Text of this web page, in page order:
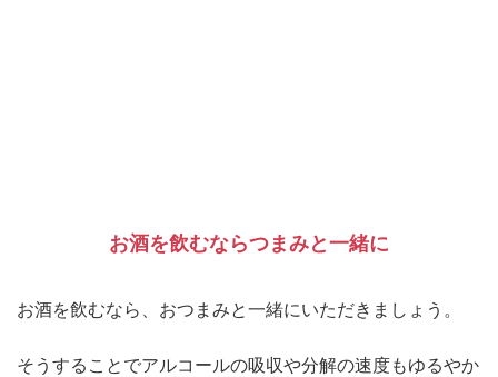
お酒を飲むならつまみと一緒に
お酒を飲むなら、おつまみと一緒にいただきましょう。
そうすることでアルコールの吸収や分解の速度もゆるやか